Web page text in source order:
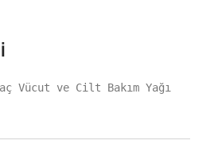
Vücut ve Cilt Bakım Yağı